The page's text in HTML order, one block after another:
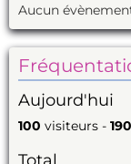
Aucun
Aujourd'hui
100 visiteurs - 190
Total